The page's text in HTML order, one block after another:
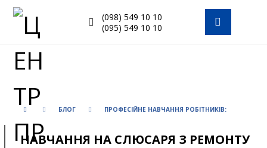
(098) 549 10 10
(095) 549 10 10
БЛОГ ПРОФЕСІЙНЕ НАВЧАННЯ РОБІТНИКІВ:
НАВЧАННЯ НА СЛЮСАРЯ З РЕМОНТУ